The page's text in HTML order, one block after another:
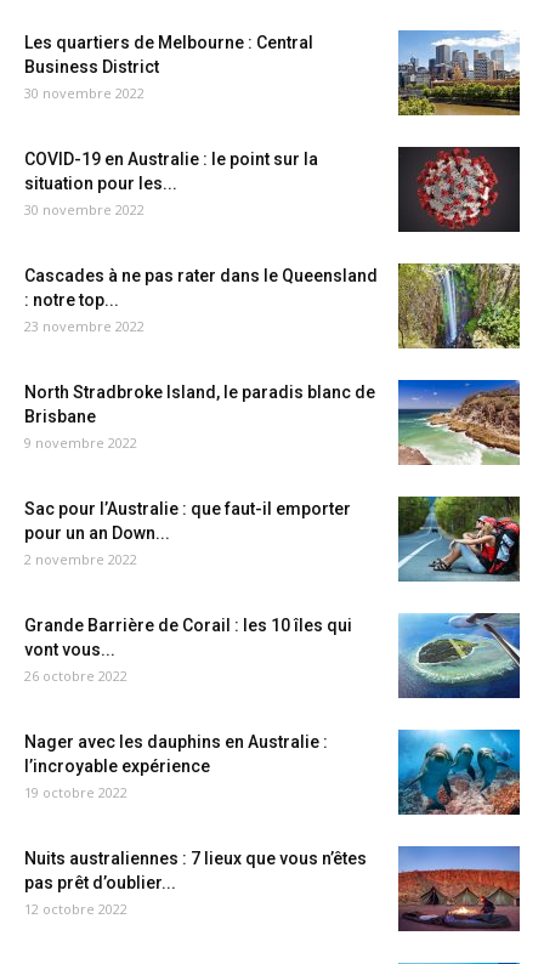
Les quartiers de Melbourne : Central
Business District
30 novembre 2022
COVID-19 en Australie : le point sur la
situation pour les...
30 novembre 2022
Cascades à ne pas rater dans le Queensland
: notre top...
23 novembre 2022
North Stradbroke Island, le paradis blanc de
Brisbane
9 novembre 2022
Sac pour l’Australie : que faut-il emporter
pour un an Down...
2 novembre 2022
Grande Barrière de Corail : les 10 îles qui
vont vous...
26 octobre 2022
Nager avec les dauphins en Australie :
l’incroyable expérience
19 octobre 2022
Nuits australiennes : 7 lieux que vous n’êtes
pas prêt d’oublier...
12 octobre 2022